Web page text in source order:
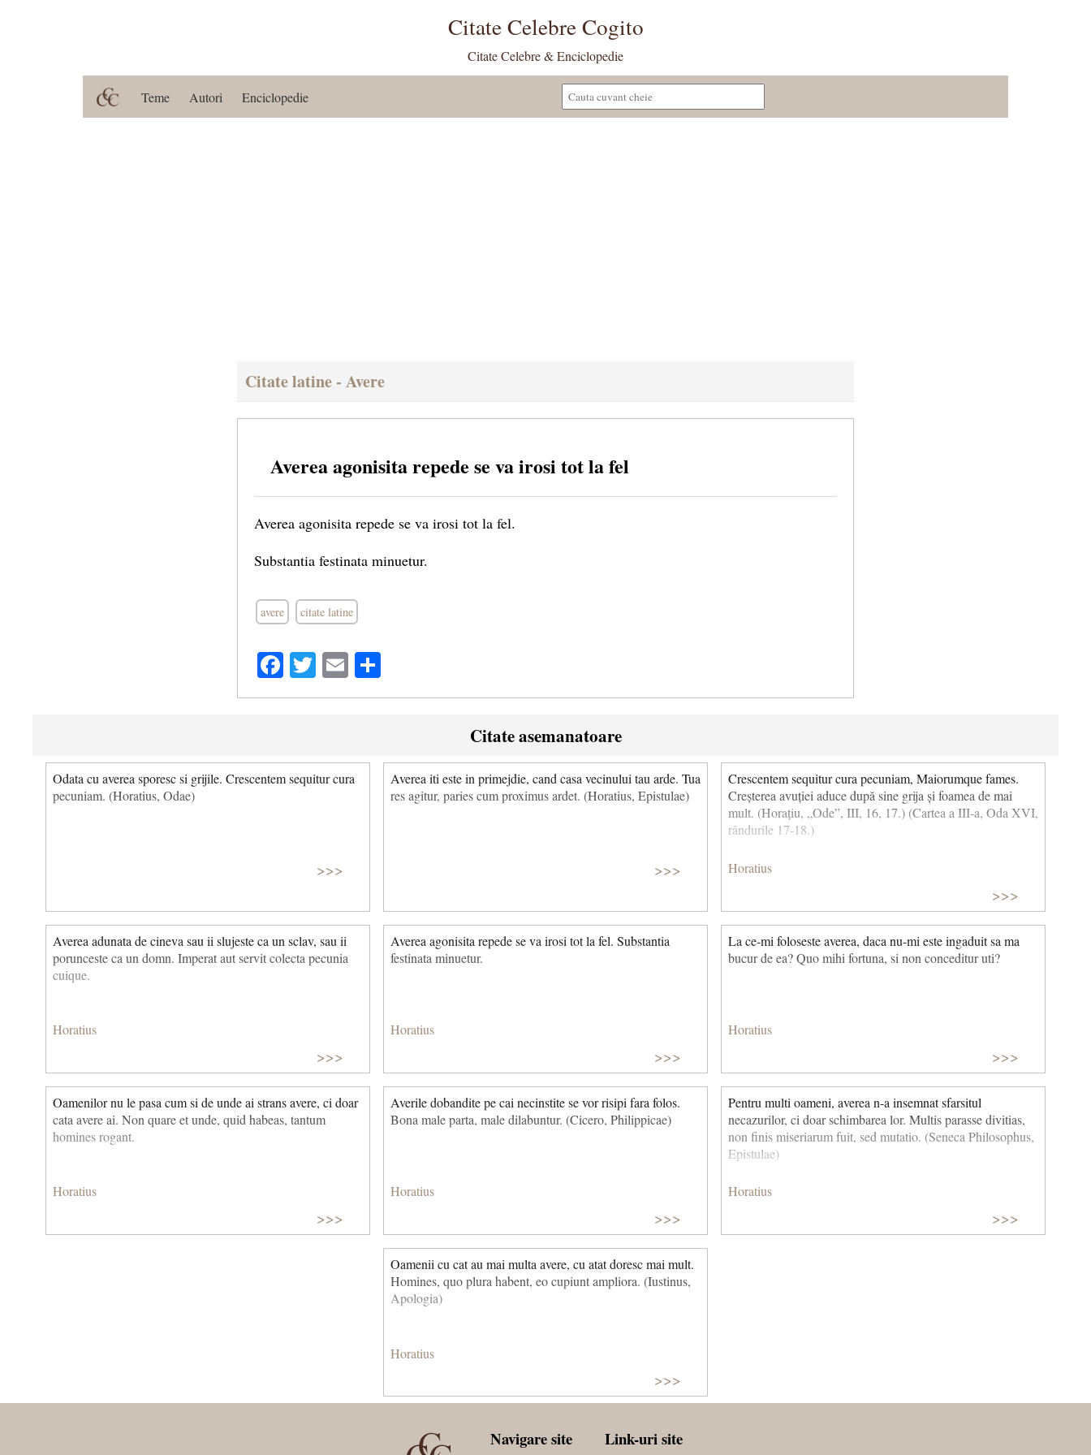
Citate Celebre Cogito
Citate Celebre & Enciclopedie
Teme Autori Enciclopedie
Citate latine - Avere
Averea agonisita repede se va irosi tot la fel
Averea agonisita repede se va irosi tot la fel.
Substantia festinata minuetur.
avere citate latine
Facebook
Twitter
Email
Citate asemanatoare
Odata cu averea sporesc si grijile. Crescentem sequitur cura
pecuniam. (Horatius, Odae)
>>>
Averea iti este in primejdie, cand casa vecinului tau arde. Tua
res agitur, paries cum proximus ardet. (Horatius, Epistulae)
>>>
Crescentem sequitur cura pecuniam, Maiorumque fames.
Creșterea avuției aduce după sine grija și foamea de mai
mult. (Horațiu, „Ode”, III, 16, 17.) (Cartea a III-a, Oda XVI,
rândurile 17-18.)
Horatius
>>>
Averea adunata de cineva sau ii slujeste ca un sclav, sau ii
porunceste ca un domn. Imperat aut servit colecta pecunia
cuique.
Horatius
>>>
Averea agonisita repede se va irosi tot la fel. Substantia
festinata minuetur.
Horatius
>>>
La ce-mi foloseste averea, daca nu-mi este ingaduit sa ma
bucur de ea? Quo mihi fortuna, si non conceditur uti?
Horatius
>>>
Oamenilor nu le pasa cum si de unde ai strans avere, ci doar
cata avere ai. Non quare et unde, quid habeas, tantum
homines rogant.
Horatius
>>>
Averile dobandite pe cai necinstite se vor risipi fara folos.
Bona male parta, male dilabuntur. (Cicero, Philippicae)
Horatius
>>>
Pentru multi oameni, averea n-a insemnat sfarsitul
necazurilor, ci doar schimbarea lor. Multis parasse divitias,
non finis miseriarum fuit, sed mutatio. (Seneca Philosophus,
Epistulae)
Horatius
>>>
Oamenii cu cat au mai multa avere, cu atat doresc mai mult.
Homines, quo plura habent, eo cupiunt ampliora. (Iustinus,
Apologia)
Horatius
>>>
Navigare site Link-uri site